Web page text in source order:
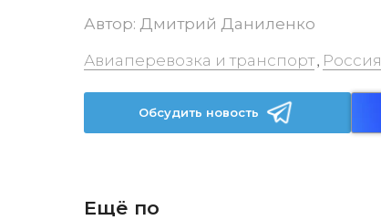
Автор: Дмитрий Даниленко
Авиаперевозка и транспорт, Россия
Обсудить новость
Ещё по